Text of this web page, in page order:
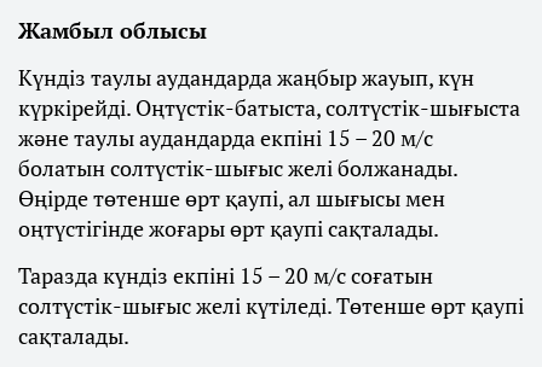
Жамбыл облысы
Күндіз таулы аудандарда жаңбыр жауып, күн
күркірейді. Оңтүстік-батыста, солтүстік-шығыста
және таулы аудандарда екпіні 15 – 20 м/с
болатын солтүстік-шығыс желі болжанады.
Өңірде төтенше өрт қаупі, ал шығысы мен
оңтүстігінде жоғары өрт қаупі сақталады.
Таразда күндіз екпіні 15 – 20 м/с соғатын
солтүстік-шығыс желі күтіледі. Төтенше өрт қаупі
сақталады.